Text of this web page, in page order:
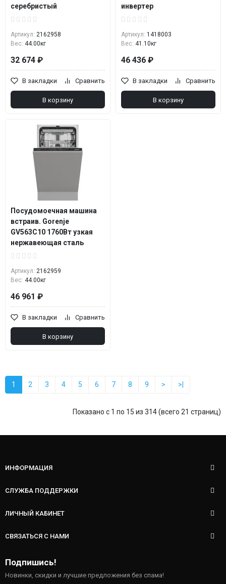
серебристый
Артикул: 2162958
Вес: 44.00кг
32 674 ₽
В закладки Сравнить
В корзину
инвертер
Артикул: 1418003
Вес: 41.10кг
46 436 ₽
В закладки Сравнить
В корзину
Посудомоечная машина
встраив. Gorenje
GV563C10 1760Вт узкая
нержавеющая сталь
Артикул: 2162959
Вес: 44.00кг
46 961 ₽
В закладки Сравнить
В корзину
1 2 3 4 5 6 7 8 9 > >|
Показано с 1 по 15 из 314 (всего 21 страниц)
ИНФОРМАЦИЯ
СЛУЖБА ПОДДЕРЖКИ
ЛИЧНЫЙ КАБИНЕТ
СВЯЗАТЬСЯ С НАМИ
Подпишись!
Новинки, скидки и лучшие предложения без спама!